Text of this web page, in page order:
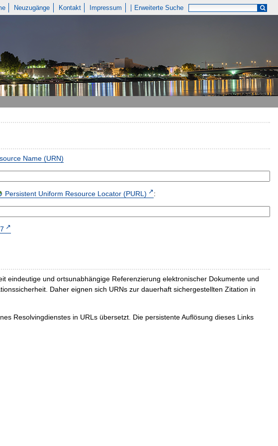
Neuzugänge Kontakt Impressum Erweiterte Suche
Name (URN)
Persistent Uniform Resource Locator (PURL) :
eindeutige und ortsunabhängige Referenzierung elektronischer Dokumente und
Daher eignen sich URNs zur dauerhaft sichergestellten Zitation in
Resolvingdienstes in URLs übersetzt. Die persistente Auflösung dieses Links